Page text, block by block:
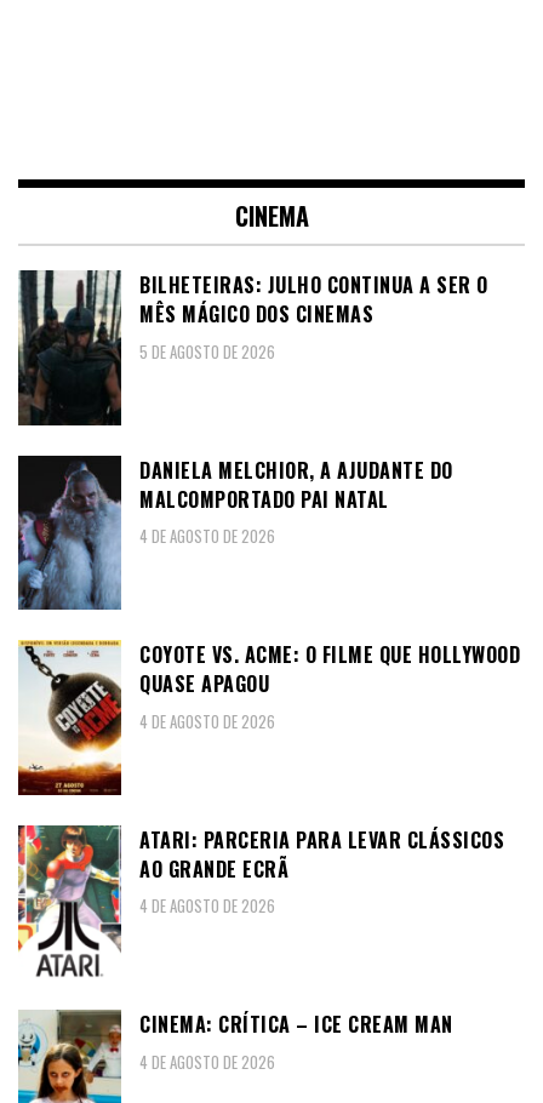
CINEMA
BILHETEIRAS: JULHO CONTINUA A SER O
MÊS MÁGICO DOS CINEMAS
5 DE AGOSTO DE 2026
DANIELA MELCHIOR, A AJUDANTE DO
MALCOMPORTADO PAI NATAL
4 DE AGOSTO DE 2026
COYOTE VS. ACME: O FILME QUE HOLLYWOOD
QUASE APAGOU
4 DE AGOSTO DE 2026
ATARI: PARCERIA PARA LEVAR CLÁSSICOS
AO GRANDE ECRÃ
4 DE AGOSTO DE 2026
CINEMA: CRÍTICA – ICE CREAM MAN
4 DE AGOSTO DE 2026